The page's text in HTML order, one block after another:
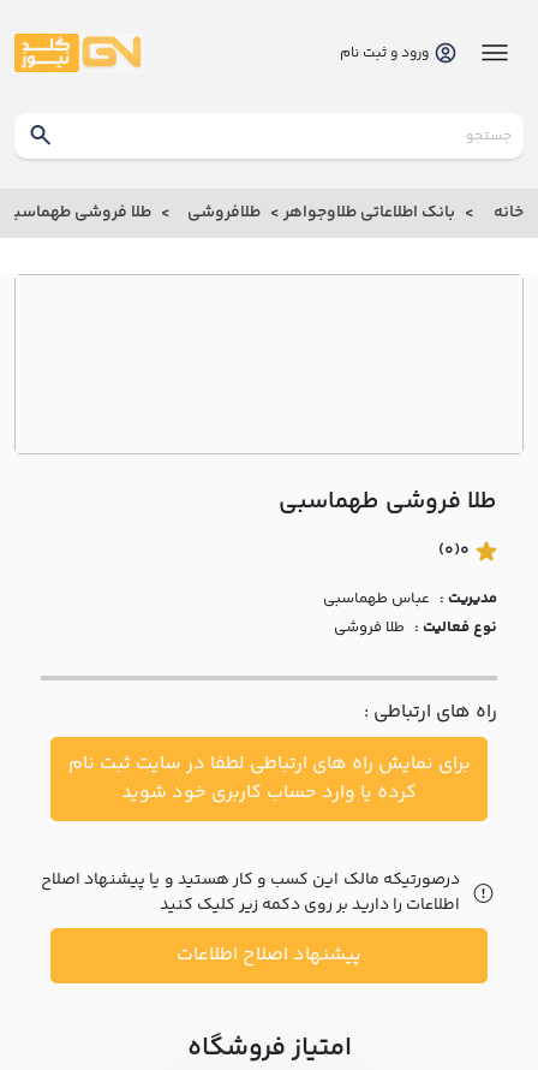
بانک
بانک
اطلاعاتی
درباره
با ما
مقالات
اخبار
پرسش
متداول
خواست
ورود و ثبت نام
خانه بانک اطلاعاتی طلاوجواهر طلافروشی طلا فروشی طهماسبي
طلا فروشی طهماسبي
0
(0)
مدیریت : عباس طهماسبي
نوع فعالیت : طلا فروشی
راه های ارتباطی :
برای نمایش راه های ارتباطی لطفا در سایت ثبت نام
کرده یا وارد حساب کاربری خود شوید
درصورتیکه مالک این کسب و کار هستید و یا پیشنهاد اصلاح
اطلاعات را دارید بر روی دکمه زیر کلیک کنید
پیشنهاد اصلاح اطلاعات
امتیاز فروشگاه